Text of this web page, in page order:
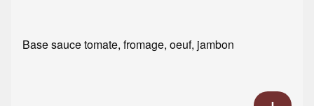
Base sauce tomate, fromage, oeuf, jambon